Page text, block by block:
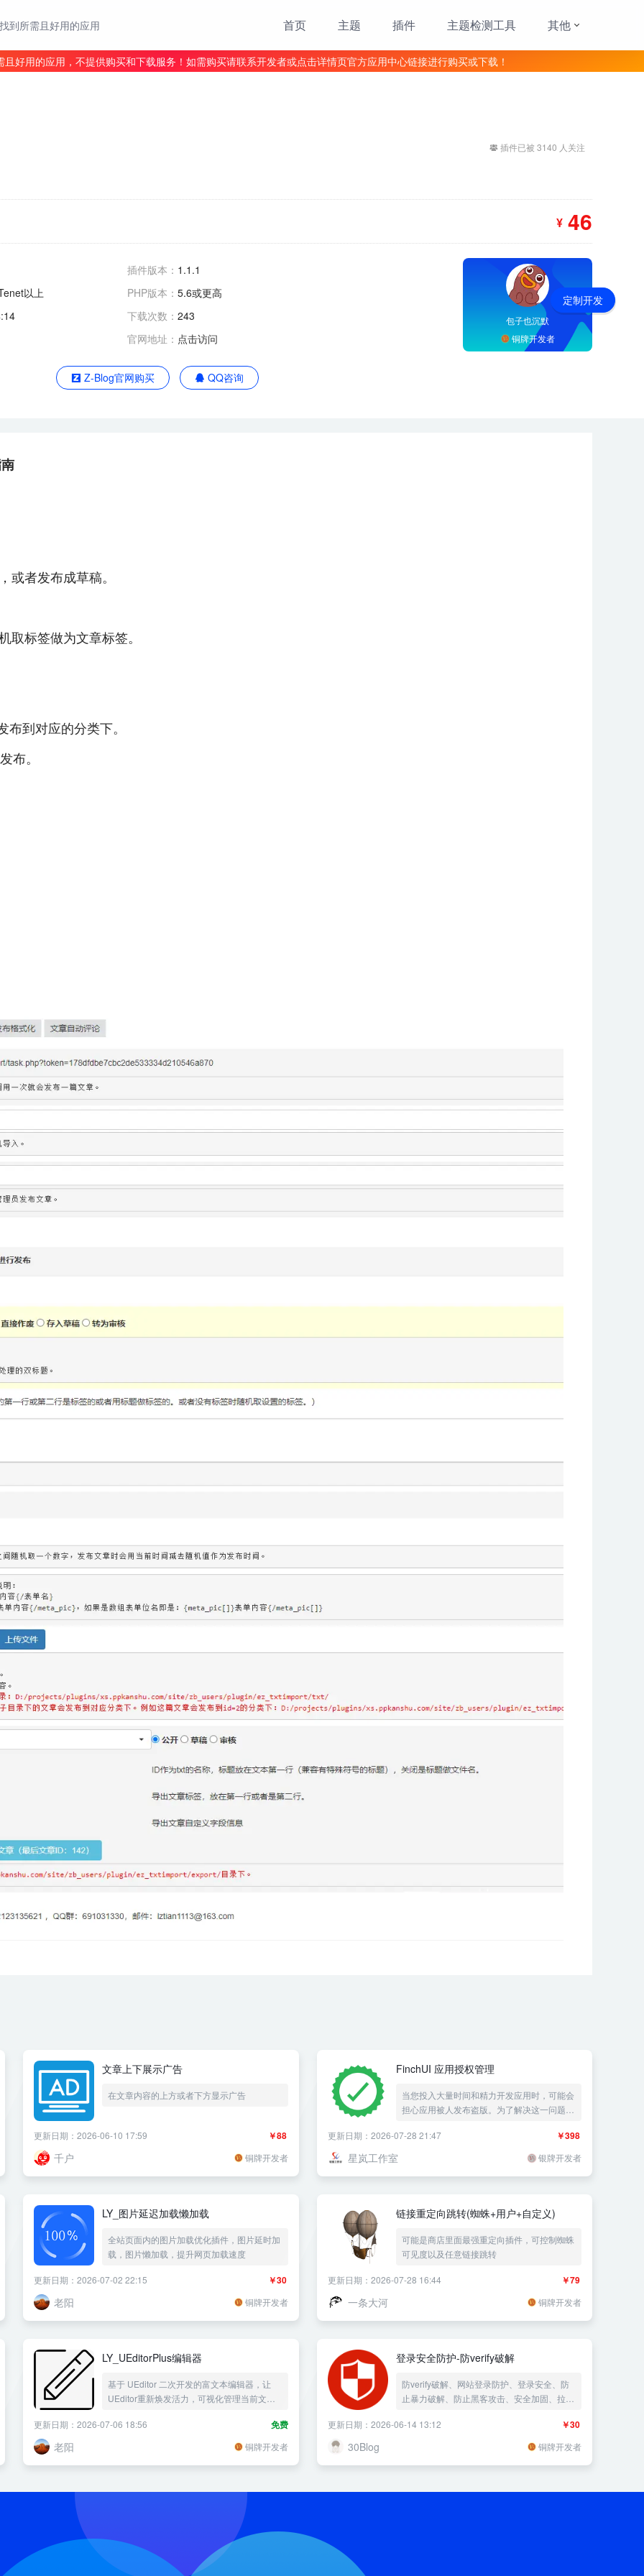
到所需且好用的应用 首页 主题 插件 主题检测工具 其他
好用的应用，不提供购买和下载服务！如需购买请联系开发者或点击详情页官方应用中心链接进行购买或下载！
插件已被 3140 人关注
¥ 46
插件版本： 1.1.1
以上
PHP版本： 5.6或更高
下载次数： 243
官网地址： 点击访问
包子也沉默
铜牌开发者
Z-Blog官网购买 QQ咨询
者发布成草稿。
标签做为文章标签。
到对应的分类下。
布。
文章上下展示广告
在文章内容的上方或者下方显示广告
￥88
更新日期：2026-06-10 17:59
千户 铜牌开发者
FinchUI 应用授权管理
当您投入大量时间和精力开发应用时，可能会
担心应用被人发布盗版。为了解决这一问题，
插件。这款插件使用 Z-blog程序作为管理后
台，但是却可以对接任意一种编程语言开发的
￥398
更新日期：2026-07-28 21:47
星岚工作室 银牌开发者
LY_图片延迟加载懒加载
全站页面内的图片加载优化插件，图片延时加
载，图片懒加载，提升网页加载速度
￥30
更新日期：2026-07-02 22:15
老阳 铜牌开发者
链接重定向跳转(蜘蛛+用户+自定义)
可能是商店里面最强重定向插件，可控制蜘蛛
可见度以及任意链接跳转
￥79
更新日期：2026-07-28 16:44
一条大河 铜牌开发者
LY_UEditorPlus编辑器
基于 UEditor 二次开发的富文本编辑器，让
UEditor重新焕发活力，可视化管理当前文章
免费
更新日期：2026-07-06 18:56
老阳 铜牌开发者
登录安全防护-防verify破解
防verify破解、网站登录防护、登录安全、防
止暴力破解、防止黑客攻击、安全加固、拉黑
￥30
更新日期：2026-06-14 13:12
30Blog 铜牌开发者
定制开发